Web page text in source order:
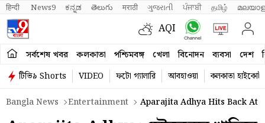
हिन्दी News9 ಕನ್ನಡ తెలుగు मराठी ગુજરાતી ਪੰਜਾਬੀ தமிழ்
AQI
সর্বশেষ খবর কলকাতা পশ্চিমবঙ্গ খেলা বিনোদন ব্যবসা দেশ
টিভি৯ Shorts VIDEO ফটো গ্যালারি আবহাওয়া
কলকাতা হাইকোর্ট
Bangla News
Entertainment Aparajita Adhya Hits Back At